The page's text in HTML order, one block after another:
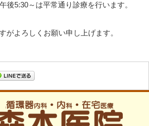
後5:30～は平常通り診療を行います。
がよろしくお願い申し上げます。